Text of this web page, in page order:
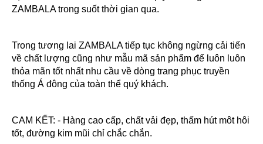
ZAMBALA trong suốt thời gian qua.
Trong tương lai ZAMBALA tiếp tục không ngừng cải tiến
về chất lượng cũng như mẫu mã sản phẩm để luôn luôn
thỏa mãn tốt nhất nhu cầu về dòng trang phục truyền
thống Á đông của toàn thể quý khách.
CAM KẾT: - Hàng cao cấp, chất vải đẹp, thấm hút môt hôi
tốt, đường kim mũi chỉ chắc chắn.